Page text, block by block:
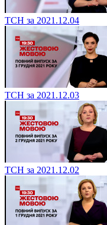
ТСН за 2021.12.04
ТСН за 2021.12.03
ТСН за 2021.12.02